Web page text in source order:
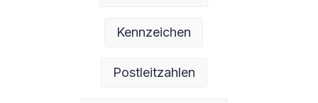
Kennzeichen
Postleitzahlen